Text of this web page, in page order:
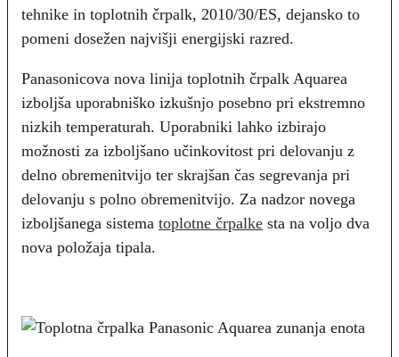
tehnike in toplotnih črpalk, 2010/30/ES, dejansko to
pomeni dosežen najvišji energijski razred.
Panasonicova nova linija toplotnih črpalk Aquarea
izboljša uporabniško izkušnjo posebno pri ekstremno
nizkih temperaturah. Uporabniki lahko izbirajo
možnosti za izboljšano učinkovitost pri delovanju z
delno obremenitvijo ter skrajšan čas segrevanja pri
delovanju s polno obremenitvijo. Za nadzor novega
izboljšanega sistema toplotne črpalke sta na voljo dva
nova položaja tipala.